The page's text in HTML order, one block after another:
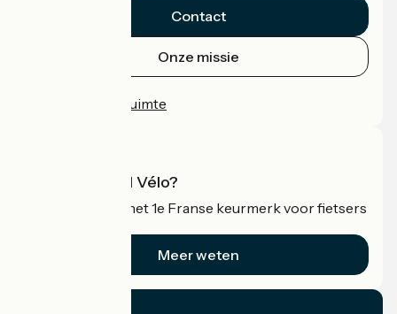
Contact
Onze missie
Professionele ruimte
Wat is Accueil Vélo?
Accueil Vélo is het 1e Franse keurmerk voor fietsers
Meer weten